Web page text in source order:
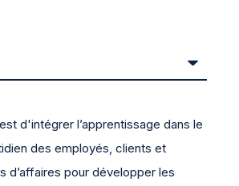
d'intégrer l’apprentissage dans le
des employés, clients et
d’affaires pour développer les